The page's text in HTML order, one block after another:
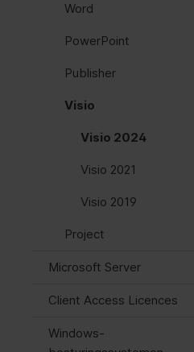
Word
PowerPoint
Publisher
Visio
Visio 2024
Visio 2021
Visio 2019
Project
Microsoft Server
Client Access Licences
Windows-